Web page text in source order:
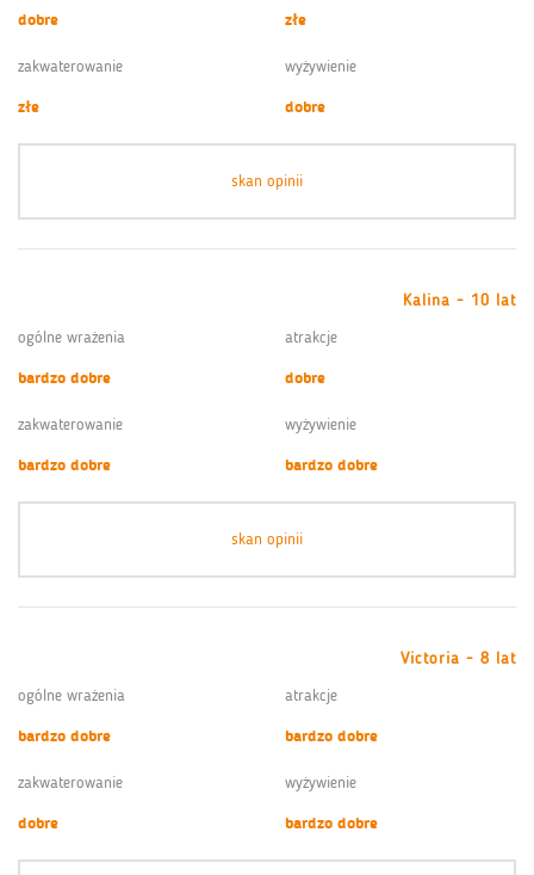
dobre
złe
zakwaterowanie
złe
wyżywienie
dobre
skan opinii
Kalina - 10 lat
ogólne wrażenia
bardzo dobre
atrakcje
dobre
zakwaterowanie
bardzo dobre
wyżywienie
bardzo dobre
skan opinii
Victoria - 8 lat
ogólne wrażenia
bardzo dobre
atrakcje
bardzo dobre
zakwaterowanie
dobre
wyżywienie
bardzo dobre